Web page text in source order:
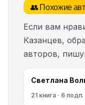
👥 Похожие
Если вам
Казанцев,
авторов,
Светлана
21 книга · 6 подп.